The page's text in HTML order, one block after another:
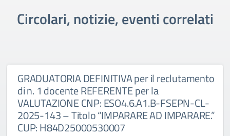
Circolari, notizie, eventi correlati
GRADUATORIA DEFINITIVA per il reclutamento
di n. 1 docente REFERENTE per la
VALUTAZIONE CNP: ESO4.6.A1.B-FSEPN-CL-
2025-143 – Titolo “IMPARARE AD IMPARARE.”
CUP: H84D25000530007